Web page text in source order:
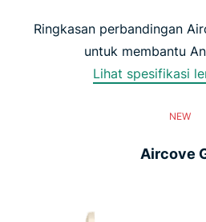
Ringkasan perbandingan
untuk membantu
Lihat spesifikasi
NEW
Aircove